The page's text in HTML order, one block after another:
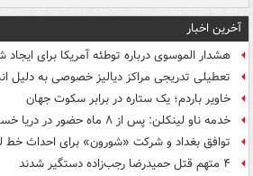
آخرین اخبار
هشدار الموسوی درباره توطئه آمریکا برای
تعطیلی تدریجی مراکز دیالیز خصوصی به دلیل
خاویر باردم؛ یک ستاره در برابر سکوت جهان
خدمه ناو لینکلن: پس از ۸ ماه حضور در دریا خسته و درمانده‌ شدیم
توافق بغداد و شرکت «شورون» برای احداث خط
۴ متهم قتل حمیدرضا رجب‌زاده دستگیر شدند